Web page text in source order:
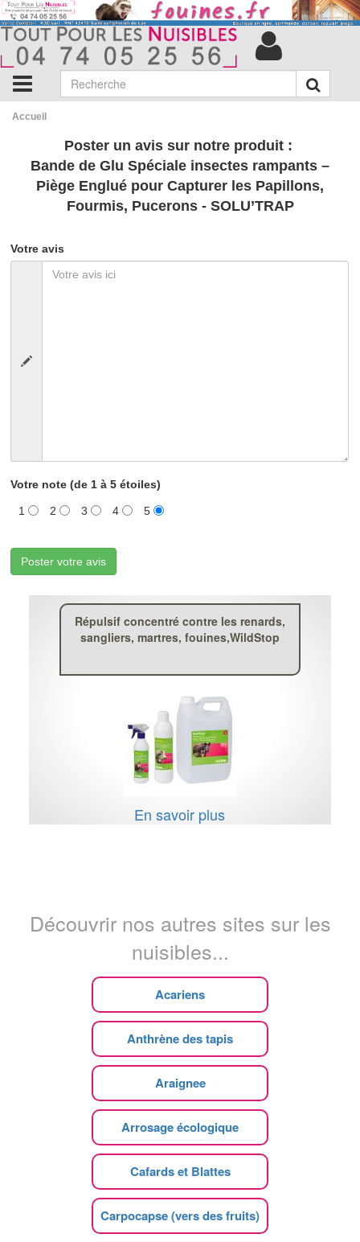
Accueil
Poster un avis sur notre produit :
Bande de Glu Spéciale insectes rampants –
Piège Englué pour Capturer les Papillons,
Fourmis, Pucerons - SOLU’TRAP
Votre avis
Votre note (de 1 à 5 étoiles)
1 2 3 4 5
Poster votre avis
Répulsif concentré contre les renards,
sangliers, martres, fouines,WildStop
En savoir plus
Découvrir nos autres sites sur les
nuisibles...
Acariens
Anthrène des tapis
Araignee
Arrosage écologique
Cafards et Blattes
Carpocapse (vers des fruits)